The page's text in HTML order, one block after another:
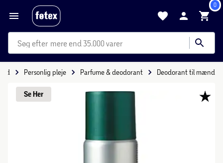
0
mere end 35.000 varer
Personlig pleje Parfume & deodorant Deodorant til mænd
Se Her